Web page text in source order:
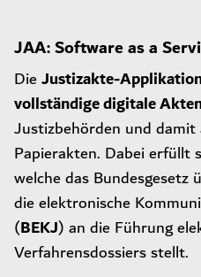
JAA: Software as a
DieJustizakte-
vollständige digitale
Justizbehörden und
Papierakten. Dabei erfüllt
welche das
die elektronische
(BEKJ) an die Führung
Verfahrensdossiers stellt.